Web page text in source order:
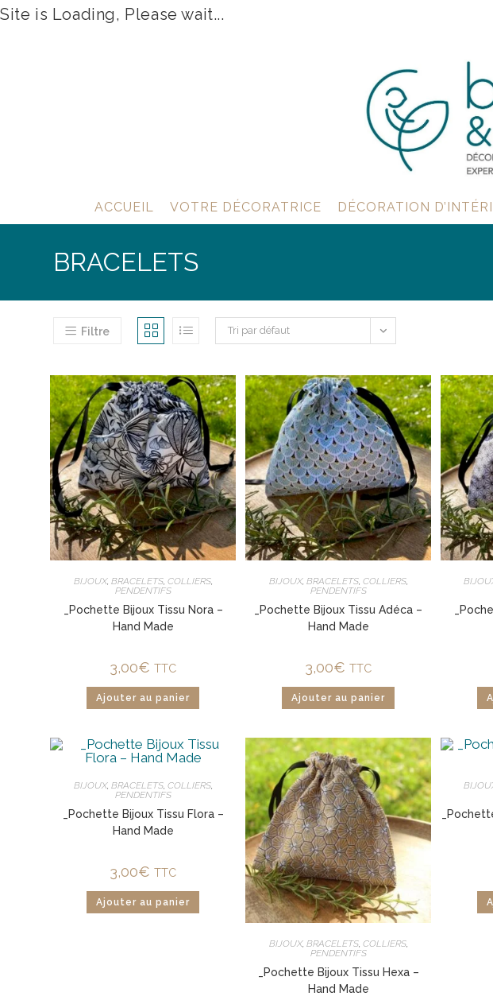
Site is Loading, Please wait...
ACCUEIL VOTRE DÉCORATRICE DÉCORATION
BRACELETS
Filtre Tri par défaut
BIJOUX, BRACELETS, COLLIERS,
PENDENTIFS
_Pochette Bijoux Tissu Nora –
Hand Made
3,00€ TTC
Ajouter au panier
BIJOUX, BRACELETS, COLLIERS,
PENDENTIFS
_Pochette Bijoux Tissu Adéca –
Hand Made
3,00€ TTC
Ajouter au panier
BIJOUX, BRACELETS, COLLIERS,
PENDENTIFS
_Pochette Bijoux Tissu Flora –
Hand Made
3,00€ TTC
Ajouter au panier
BIJOUX, BRACELETS, COLLIERS,
PENDENTIFS
_Pochette Bijoux Tissu Hexa –
Hand Made